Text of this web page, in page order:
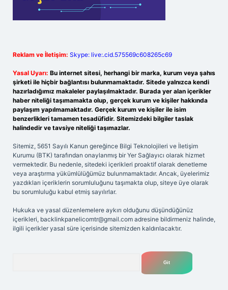
Reklam ve İletişim: Skype: live:.cid.575569c608265c69
Yasal Uyarı: Bu internet sitesi, herhangi bir marka, kurum veya şahıs
şirketi ile hiçbir bağlantısı bulunmamaktadır. Sitede yalnızca kendi
hazırladığımız makaleler paylaşılmaktadır. Burada yer alan içerikler
haber niteliği taşımamakta olup, gerçek kurum ve kişiler hakkında
paylaşım yapılmamaktadır. Gerçek kurum ve kişiler ile isim
benzerlikleri tamamen tesadüfidir. Sitemizdeki bilgiler taslak
halindedir ve tavsiye niteliği taşımazlar.
Sitemiz, 5651 Sayılı Kanun gereğince Bilgi Teknolojileri ve İletişim
Kurumu (BTK) tarafından onaylanmış bir Yer Sağlayıcı olarak hizmet
vermektedir. Bu nedenle, sitedeki içerikleri proaktif olarak denetleme
veya araştırma yükümlülüğümüz bulunmamaktadır. Ancak, üyelerimiz
yazdıkları içeriklerin sorumluluğunu taşımakta olup, siteye üye olarak
bu sorumluluğu kabul etmiş sayılırlar.
Hukuka ve yasal düzenlemelere aykırı olduğunu düşündüğünüz
içerikleri, backlinkpanelicomtr@gmail.com adresine bildirmeniz halinde,
ilgili içerikler yasal süre içerisinde sitemizden kaldırılacaktır.